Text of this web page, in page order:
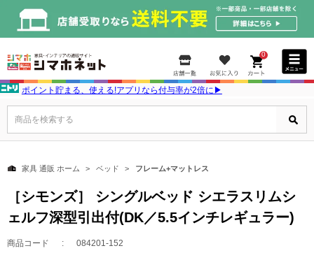
0
ポイント貯まる、使える!アプリなら付与率が2倍に▶
商品を検索する
家具 通販 ホーム ベッド フレーム+マットレス
［シモンズ］ シングルベッド シエラスリムシ
ェルフ深型引出付(DK／5.5インチレギュラー)
商品コード 084201-152